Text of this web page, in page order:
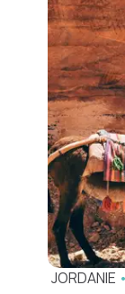
JORDANIE •